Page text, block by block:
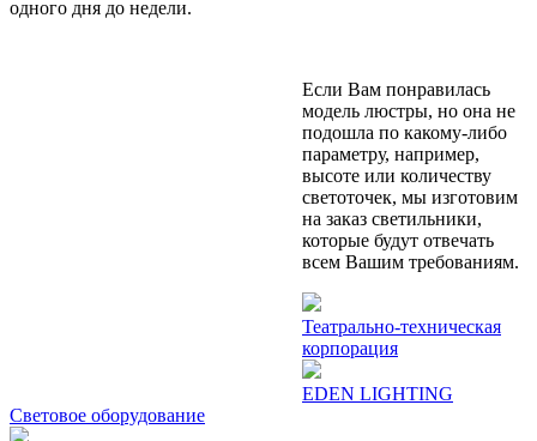
одного дня до недели.
Если Вам понравилась
модель люстры, но она не
подошла по какому-либо
параметру, например,
высоте или количеству
светоточек, мы изготовим
на заказ светильники,
которые будут отвечать
всем Вашим требованиям.
Театрально-техническая
корпорация
EDEN LIGHTING
Световое оборудование